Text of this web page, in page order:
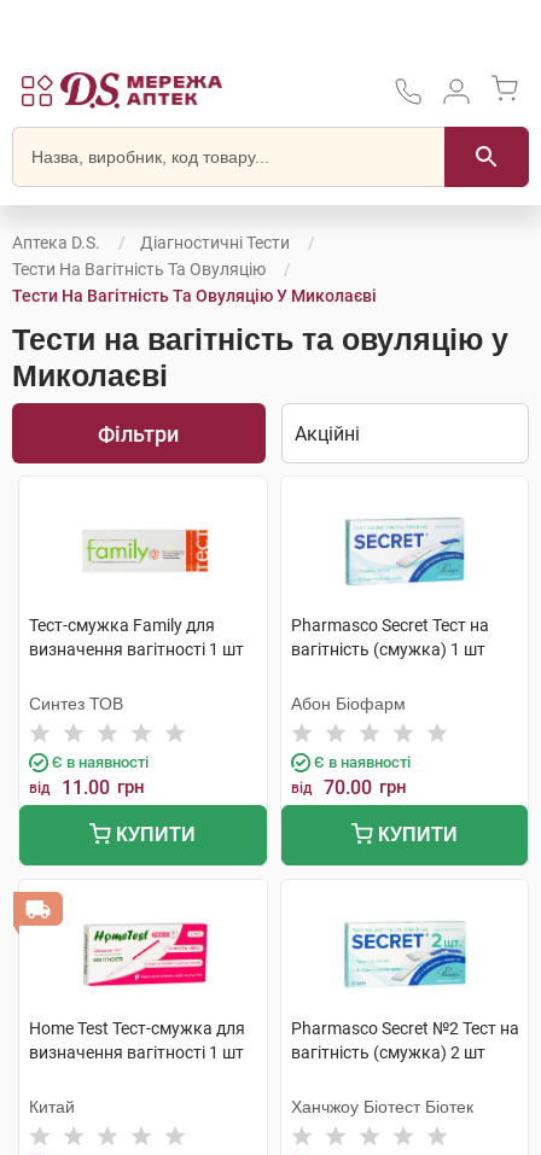
Аптека D.S.
Діагностичні Тести
Тести На Вагітність Та Овуляцію
Тести На Вагітність Та Овуляцію У Миколаєві
Тести на вагітність та овуляцію у
Миколаєві
Фільтри
Тест-смужка Family для
визначення вагітності 1 шт
Синтез ТОВ
Є в наявності
від 11.00 грн
КУПИТИ
Pharmasco Secret Тест на
вагітність (смужка) 1 шт
Абон Біофарм
Є в наявності
від 70.00 грн
КУПИТИ
Home Test Тест-смужка для
визначення вагітності 1 шт
Китай
Pharmasco Secret №2 Тест на
вагітність (смужка) 2 шт
Ханчжоу Біотест Біотек